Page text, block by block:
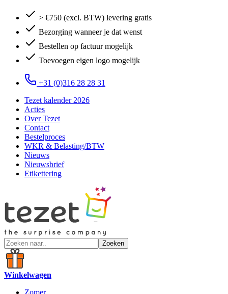
> €750 (excl. BTW) levering gratis
Bezorging wanneer je dat wenst
Bestellen op factuur mogelijk
Toevoegen eigen logo mogelijk
+31 (0)316 28 28 31
Tezet kalender 2026
Acties
Over Tezet
Contact
Bestelproces
WKR & Belasting/BTW
Nieuws
Nieuwsbrief
Etikettering
Zoeken
Winkelwagen
Zomer